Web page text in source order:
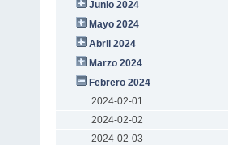
Junio 2024
Mayo 2024
Abril 2024
Marzo 2024
Febrero 2024
2024-02-01
2024-02-02
2024-02-03